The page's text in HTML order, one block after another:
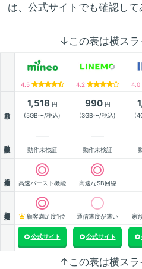
は、公式サイトでも確認して
↓この表は横スラ
4.5 4.2 4.0
1,518 円
(5GB〜/税込)
990円
(3GB〜/税込)
動作未検証 動作未検証
高速バースト機能 高速なSB回線
顧客満足度1位 通信速度が速い 家
公式サイト 公式サイト
↑この表は横スラ